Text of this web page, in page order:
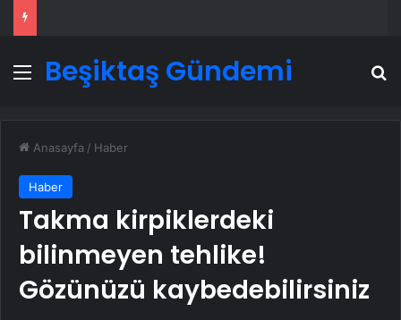
Menü
Beşiktaş Gündemi
Anasayfa / Haber
Haber
Takma kirpiklerdeki
bilinmeyen tehlike!
Gözünüzü kaybedebilirsiniz